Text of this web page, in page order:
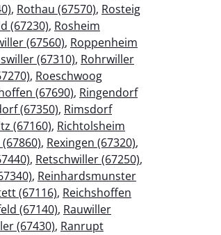
, Rothau (67570), Rosteig
(67230), Rosheim
(67560), Roppenheim
(67310), Rohrwiller
, Roeschwoog
(67690), Ringendorf
(67350), Rimsdorf
(67160), Richtolsheim
, Rexingen (67320),
, Retschwiller (67250),
, Reinhardsmunster
(67116), Reichshoffen
(67140), Rauwiller
(67430), Ranrupt